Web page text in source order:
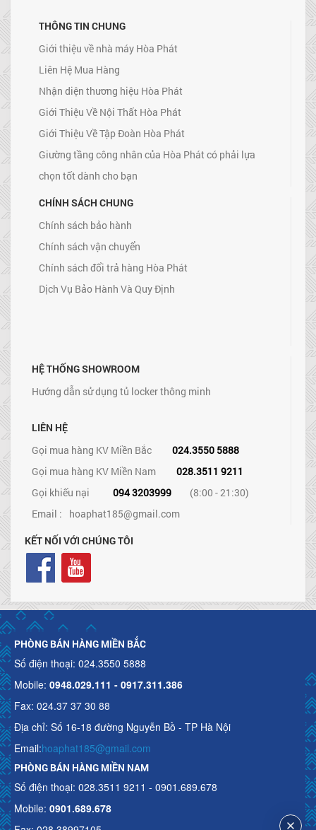
THÔNG TIN CHUNG
Giới thiệu về nhà máy Hòa Phát
Liên Hệ Mua Hàng
Nhận diện thương hiệu Hòa Phát
Giới Thiệu Về Nội Thất Hòa Phát
Giới Thiệu Về Tập Đoàn Hòa Phát
Giường tầng công nhân của Hòa Phát có phải lựa
chọn tốt dành cho bạn
CHÍNH SÁCH CHUNG
Chính sách bảo hành
Chính sách vận chuyển
Chính sách đổi trả hàng Hòa Phát
Dịch Vụ Bảo Hành Và Quy Định
HỆ THỐNG SHOWROOM
Hướng dẫn sử dụng tủ locker thông minh
LIÊN HỆ
Gọi mua hàng KV Miền Bắc
024.3550 5888
Gọi mua hàng KV Miền Nam
028.3511 9211
Gọi khiếu nại
094 3203999
(8:00 - 21:30)
Email : hoaphat185@gmail.com
KẾT NỐI VỚI CHÚNG TÔI
PHÒNG BÁN HÀNG MIỀN BẮC
Số điện thoại: 024.3550 5888
Mobile: 0948.029.111 - 0917.311.386
Fax: 024.37 37 30 88
Địa chỉ: Số 16-18 đường Nguyễn Bồ - TP Hà Nội
Email:hoaphat185@gmail.com
PHÒNG BÁN HÀNG MIỀN NAM
Số điện thoại: 028.3511 9211 - 0901.689.678
Mobile: 0901.689.678